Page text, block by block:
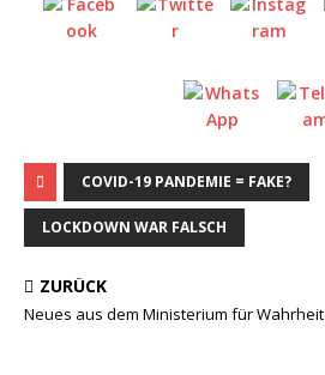
COVID-19 PANDEMIE = FAKE?
LOCKDOWN WAR FALSCH
ZURÜCK
Neues aus dem Ministerium für Wahrheit